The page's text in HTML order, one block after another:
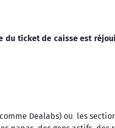
ticket de caisse est
Dealabs) ou les